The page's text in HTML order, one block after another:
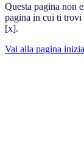
Questa pagina non
pagina in cui ti trovi
[x].
Vai alla pagina